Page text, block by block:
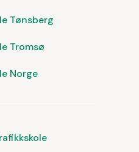
Tønsberg
Tromsø
Norge